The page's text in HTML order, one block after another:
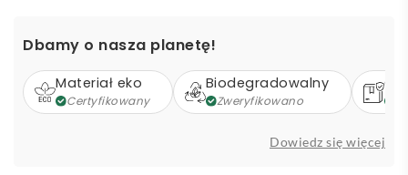
Dbamy o nasza planetę!
Materiał eko
Certyfikowany
Biodegradowalny
Zweryfikowano
Dowiedz się więcej